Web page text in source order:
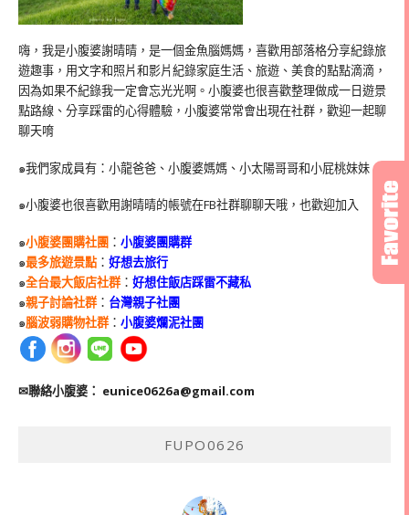
嗨，我是小腹婆謝晴晴，是一個金魚腦媽媽，喜歡用部落格分享紀錄旅
遊趣事，用文字和照片和影片紀錄家庭生活、旅遊、美食的點點滴滴，
因為如果不紀錄我一定會忘光光啊。小腹婆也很喜歡整理做成一日遊景
點路線、分享踩雷的心得體驗，小腹婆常常會出現在社群，歡迎一起聊
聊天唷
๑我們家成員有：小龍爸爸、小腹婆媽媽、小太陽哥哥和小屁桃妹妹
๑小腹婆也很喜歡用謝晴晴的帳號在FB社群聊聊天哦，也歡迎加入
๑小腹婆團購社團 ： 小腹婆團購群
๑最多旅遊景點： 好想去旅行
๑全台最大飯店社群： 好想住飯店踩雷不藏私
๑親子討論社群： 台灣親子社團
๑腦波弱購物社群： 小腹婆爛泥社團
✉聯絡小腹婆： eunice0626a@gmail.com
FUPO0626